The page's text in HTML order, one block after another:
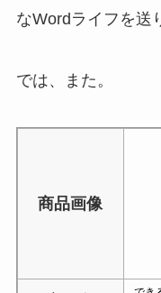
なWordライフを送
では、また。
商品画像